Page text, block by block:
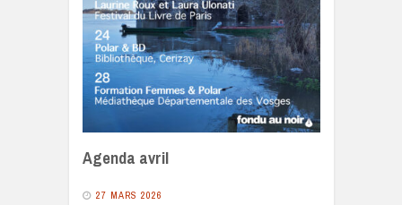
Agenda avril
27 MARS 2026